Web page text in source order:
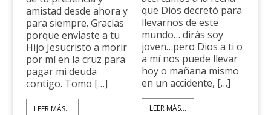
amistad desde ahora y
para siempre. Gracias
porque enviaste a tu
Hijo Jesucristo a morir
por mí en la cruz para
pagar mi deuda
contigo. Tomo […]
LEER MÁS...
que Dios decretó para
llevarnos de este
mundo… dirás soy
joven…pero Dios a ti o
a mí nos puede llevar
hoy o mañana mismo
en un accidente, […]
LEER MÁS...